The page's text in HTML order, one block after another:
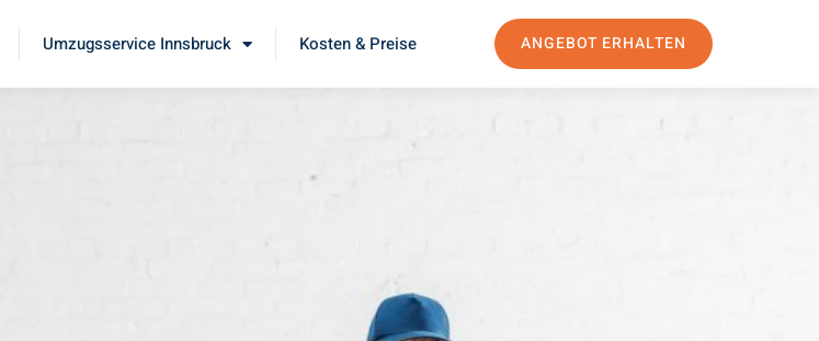
Umzugsservice Innsbruck Kosten & Preise ANGEBOT ERHALTEN